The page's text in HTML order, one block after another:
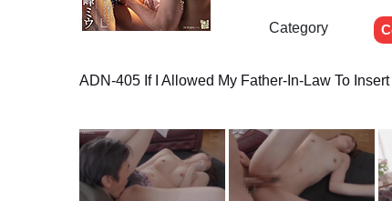
Category
ADN-405 If I Allowed My Father-In-Law To